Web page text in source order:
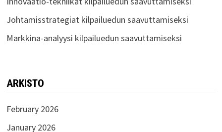
Johtamisstrategiat kilpailuedun saavuttamiseksi
Markkina-analyysi kilpailuedun saavuttamiseksi
ARKISTO
February 2026
January 2026